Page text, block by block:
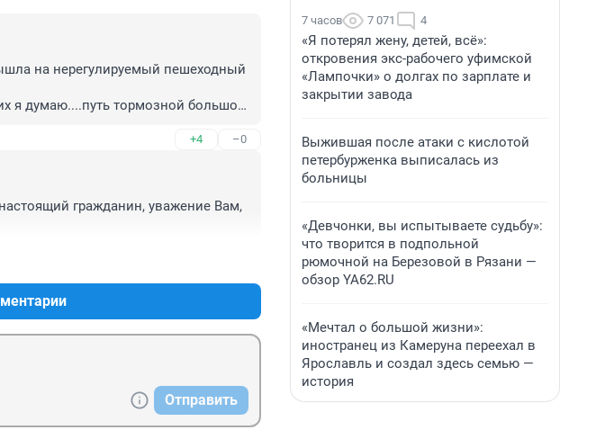
на нерегулируемый пешеходный
я думаю....путь тормозной большой.
+4 –0
гражданин, уважение Вам,
Отправить
7 часов 7 071 4
«Я потерял жену, детей, всё»:
откровения экс-рабочего уфимской
«Лампочки» о долгах по зарплате и
закрытии завода
Выжившая после атаки с кислотой
петербурженка выписалась из
больницы
«Девчонки, вы испытываете судьбу»:
что творится в подпольной
рюмочной на Березовой в Рязани —
обзор YA62.RU
«Мечтал о большой жизни»:
иностранец из Камеруна переехал в
Ярославль и создал здесь семью —
история